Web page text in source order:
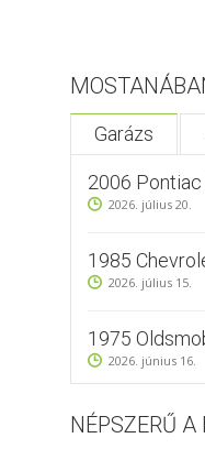
Garázs
2006 Pontiac
2026. július 20.
1985
2026. július 15.
1975
2026. június 16.
NÉPSZERŰ A